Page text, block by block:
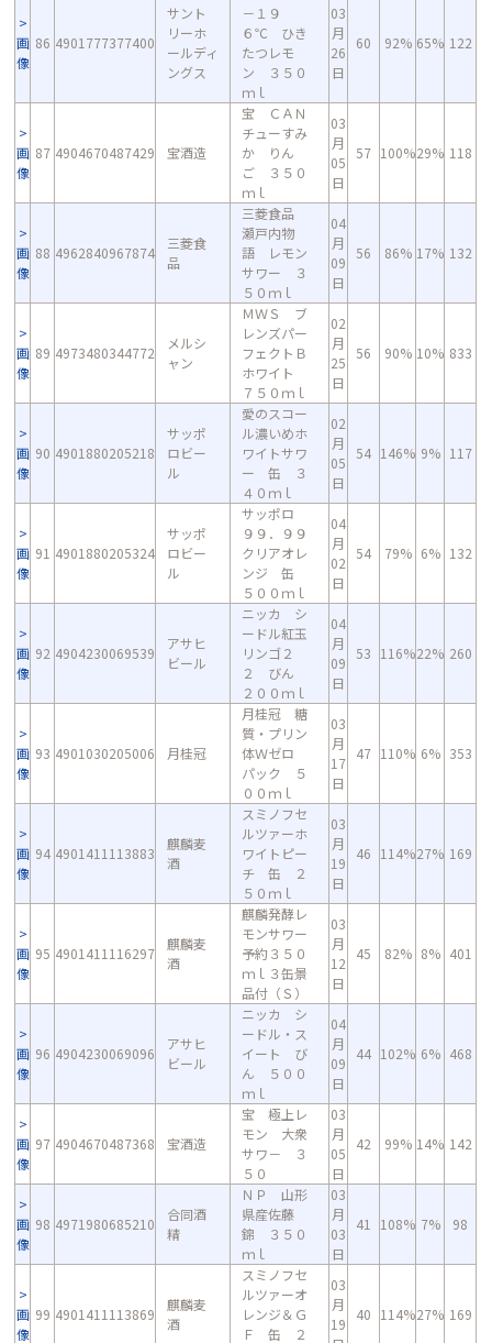
画
像
86 4901777377400
サント
リーホ
ールディ
ングス
－１９
６℃ ひき
たつレモ
ン ３５０
ｍｌ
03
月
26
日
60 92% 65% 122
画
像
87 4904670487429 宝酒造
宝 ＣＡＮ
チューすみ
か りん
ご ３５０
ｍｌ
03
月
05
日
57 100%29% 118
画
像
88 4962840967874
三菱食
品
三菱食品
瀬戸内物
語 レモン
サワー ３
５０ｍｌ
04
月
09
日
56 86% 17% 132
画
像
89 4973480344772
メルシ
ャン
ＭＷＳ ブ
レンズパー
フェクトＢ
ホワイト
７５０ｍｌ
02
月
25
日
56 90% 10% 833
画
像
90 4901880205218
サッポ
ロビー
ル
愛のスコー
ル濃いめホ
ワイトサワ
ー 缶 ３
４０ｍｌ
02
月
05
日
54 146% 9% 117
画
像
91 4901880205324
サッポ
ロビー
ル
サッポロ
９９．９９
クリアオレ
ンジ 缶
５００ｍｌ
04
月
02
日
54 79% 6% 132
画
像
92 4904230069539
アサヒ
ビール
ニッカ シ
ードル紅玉
リンゴ２
２ びん
２００ｍｌ
04
月
09
日
53 116%22% 260
画
像
93 4901030205006 月桂冠
月桂冠 糖
質・プリン
体Ｗゼロ
パック ５
００ｍｌ
03
月
17
日
47 110% 6% 353
画
像
94 4901411113883
麒麟麦
酒
スミノフセ
ルツァーホ
ワイトピー
チ 缶 ２
５０ｍｌ
03
月
19
日
46 114%27% 169
画
像
95 4901411116297
麒麟麦
酒
麒麟発酵レ
モンサワー
予約３５０
ｍｌ３缶景
品付（Ｓ）
03
月
12
日
45 82% 8% 401
画
像
96 4904230069096
アサヒ
ビール
ニッカ シ
ードル・ス
イート び
ん ５００
ｍｌ
04
月
09
日
44 102% 6% 468
画
像
97 4904670487368 宝酒造
宝 極上レ
モン 大衆
サワ－ ３
５０
03
月
05
日
42 99% 14% 142
画
像
98 4971980685210
合同酒
精
ＮＰ 山形
県産佐藤
錦 ３５０
ｍｌ
03
月
03
日
41 108% 7% 98
画
像
99 4901411113869
麒麟麦
酒
スミノフセ
ルツァーオ
レンジ＆Ｇ
Ｆ 缶 ２
03
月
19
40 114%27% 169